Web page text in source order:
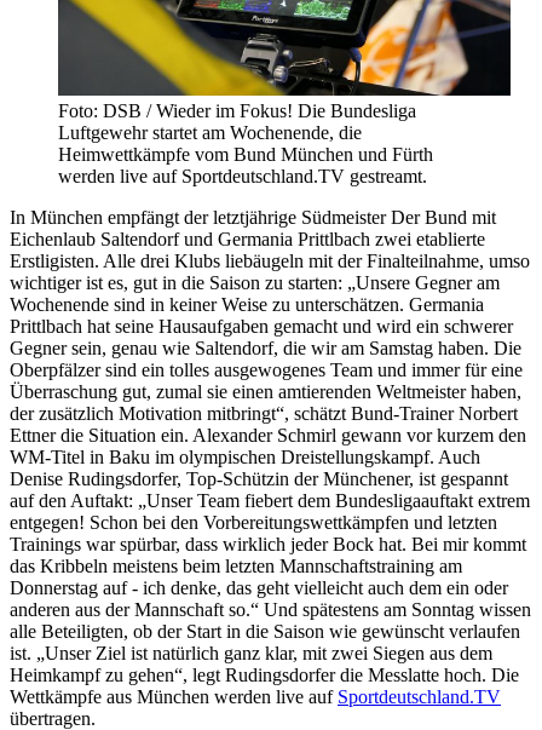
Foto: DSB / Wieder im Fokus! Die Bundesliga
Luftgewehr startet am Wochenende, die
Heimwettkämpfe vom Bund München und Fürth
werden live auf Sportdeutschland.TV gestreamt.
In München empfängt der letztjährige Südmeister Der Bund mit
Eichenlaub Saltendorf und Germania Prittlbach zwei etablierte
Erstligisten. Alle drei Klubs liebäugeln mit der Finalteilnahme, umso
wichtiger ist es, gut in die Saison zu starten: „Unsere Gegner am
Wochenende sind in keiner Weise zu unterschätzen. Germania
Prittlbach hat seine Hausaufgaben gemacht und wird ein schwerer
Gegner sein, genau wie Saltendorf, die wir am Samstag haben. Die
Oberpfälzer sind ein tolles ausgewogenes Team und immer für eine
Überraschung gut, zumal sie einen amtierenden Weltmeister haben,
der zusätzlich Motivation mitbringt“, schätzt Bund-Trainer Norbert
Ettner die Situation ein. Alexander Schmirl gewann vor kurzem den
WM-Titel in Baku im olympischen Dreistellungskampf. Auch
Denise Rudingsdorfer, Top-Schützin der Münchener, ist gespannt
auf den Auftakt: „Unser Team fiebert dem Bundesligaauftakt extrem
entgegen! Schon bei den Vorbereitungswettkämpfen und letzten
Trainings war spürbar, dass wirklich jeder Bock hat. Bei mir kommt
das Kribbeln meistens beim letzten Mannschaftstraining am
Donnerstag auf - ich denke, das geht vielleicht auch dem ein oder
anderen aus der Mannschaft so.“ Und spätestens am Sonntag wissen
alle Beteiligten, ob der Start in die Saison wie gewünscht verlaufen
ist. „Unser Ziel ist natürlich ganz klar, mit zwei Siegen aus dem
Heimkampf zu gehen“, legt Rudingsdorfer die Messlatte hoch. Die
Wettkämpfe aus München werden live auf Sportdeutschland.TV
übertragen.